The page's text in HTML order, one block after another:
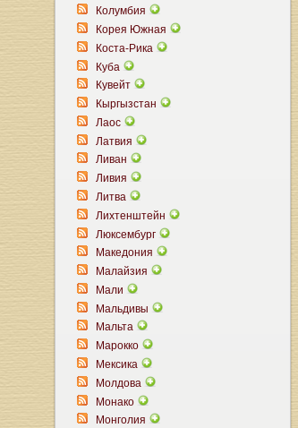
Колумбия
Корея Южная
Коста-Рика
Куба
Кувейт
Кыргызстан
Лаос
Латвия
Ливан
Ливия
Литва
Лихтенштейн
Люксембург
Македония
Малайзия
Мали
Мальдивы
Мальта
Марокко
Мексика
Молдова
Монако
Монголия